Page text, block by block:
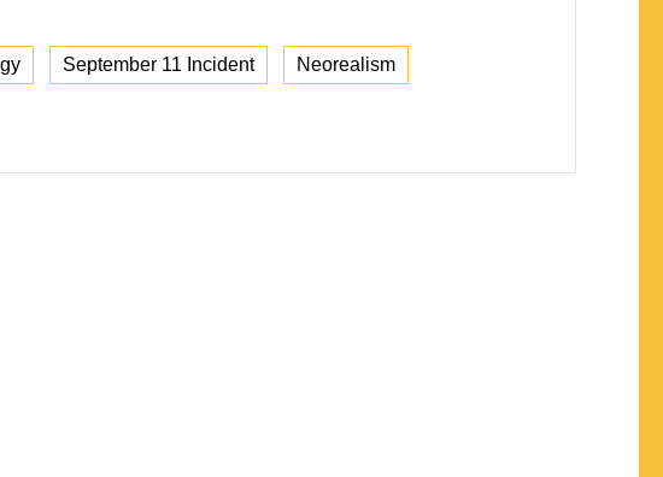
September 11 Incident Neorealism